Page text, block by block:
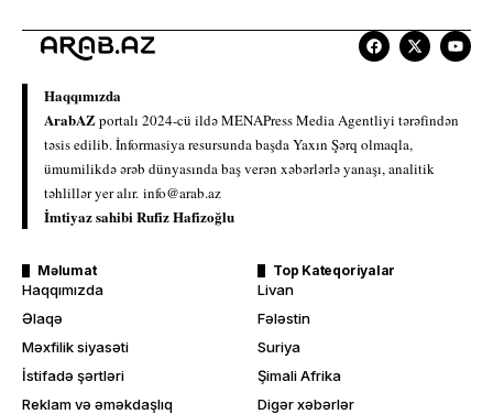
Haqqımızda
ArabAZportalı 2024-cü ildə MENAPress Media Agentliyi tərəfindən
təsis edilib. İnformasiya resursunda başda Yaxın Şərq olmaqla,
ümumilikdə ərəb dünyasında baş verən xəbərlərlə yanaşı, analitik
təhlillər yer alır. info@arab.az
İmtiyaz sahibi Rufiz Hafizoğlu
Məlumat
Haqqımızda
Əlaqə
Məxfilik siyasəti
İstifadə şərtləri
Reklam və əməkdaşlıq
Top Kateqoriyalar
Livan
Fələstin
Suriya
Şimali Afrika
Digər xəbərlər